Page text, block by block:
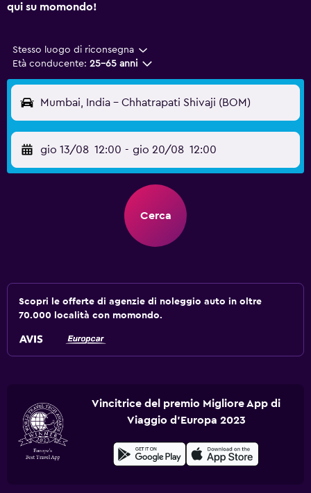
qui su momondo!
Stesso luogo di riconsegna
Età conducente: 25-65 anni
Mumbai, India - Chhatrapati Shivaji (BOM)
gio 13/08 12:00 - gio 20/08 12:00
Cerca
Scopri le offerte di agenzie di noleggio auto in oltre
70.000 località con momondo.
Vincitrice del premio Migliore App di
Viaggio d'Europa 2023